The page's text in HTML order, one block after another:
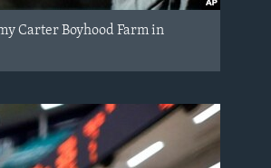
Carter Boyhood Farm in